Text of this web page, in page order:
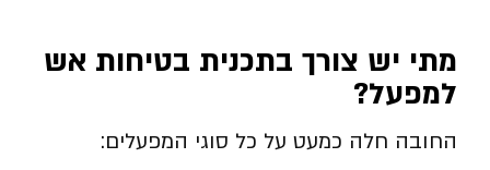
מתי יש צורך בתכנית בטיחות אש
למפעל?
החובה חלה כמעט על כל סוגי המפעלים: